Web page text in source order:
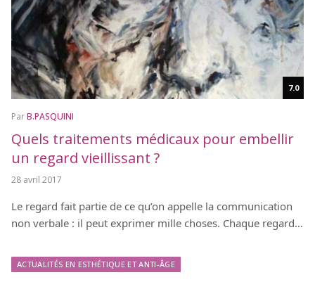
7.0
ParB.PASQUINI
Quels traitements médicaux pour embellir
un regard vieillissant ?
28 avril 2017
Le regard fait partie de ce qu’on appelle la communication
non verbale : il peut exprimer mille choses. Chaque regard…
ACTUALITÉS EN ESTHÉTIQUE ET ANTI-ÂGE